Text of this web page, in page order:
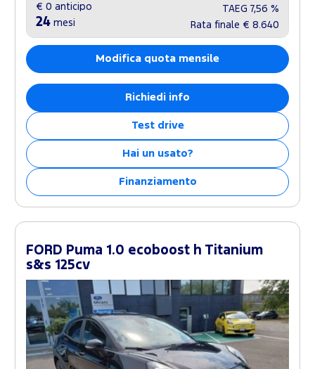
€ 0 anticipo
24 mesi
TAEG 7,56 %
Rata finale € 8.640
Modifica quota mensile
Richiedi info
Test drive
Hai un usato?
Finanziamento
FORD Puma 1.0 ecoboost h Titanium
s&s 125cv